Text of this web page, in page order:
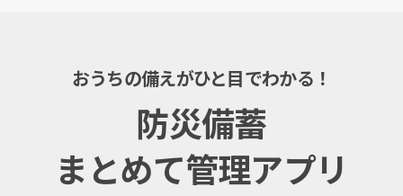
おうちの備えがひと目でわかる！
防災備蓄
まとめて管理アプリ